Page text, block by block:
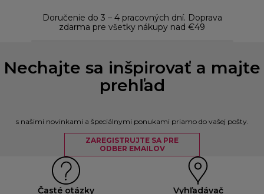
Doručenie do 3 – 4 pracovných dní. Doprava
zdarma pre všetky nákupy nad €49
Nechajte sa inšpirovať a majte
prehľad
s našimi novinkami a špeciálnymi ponukami priamo do vašej pošty.
ZAREGISTRUJTE SA PRE
ODBER EMAILOV
Časté otázky
Vyhľadávač